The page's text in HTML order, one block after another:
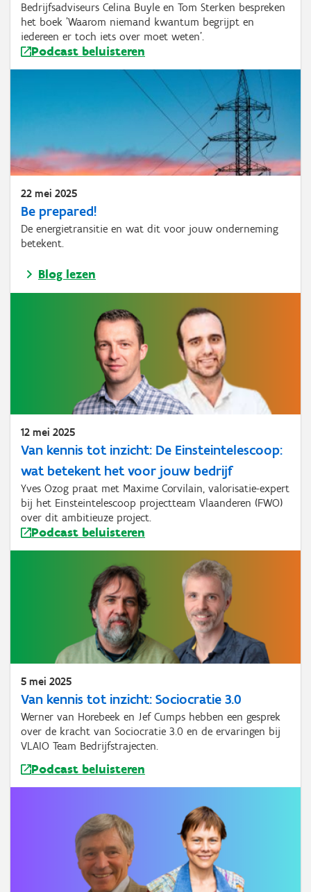
Bedrijfsadviseurs Celina Buyle en Tom Sterken bespreken
het boek 'Waarom niemand kwantum begrijpt en
iedereen er toch iets over moet weten'.
Podcast beluisteren
22 mei 2025
Be prepared!
De energietransitie en wat dit voor jouw onderneming
betekent.
Blog lezen
12 mei 2025
Van kennis tot inzicht: De Einsteintelescoop:
wat betekent het voor jouw bedrijf
Yves Ozog praat met Maxime Corvilain, valorisatie-expert
bij het Einsteintelescoop projectteam Vlaanderen (FWO)
over dit ambitieuze project.
Podcast beluisteren
5 mei 2025
Van kennis tot inzicht: Sociocratie 3.0
Werner van Horebeek en Jef Cumps hebben een gesprek
over de kracht van Sociocratie 3.0 en de ervaringen bij
VLAIO Team Bedrijfstrajecten.
Podcast beluisteren